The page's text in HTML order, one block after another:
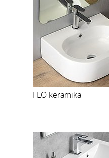
FLO keramika